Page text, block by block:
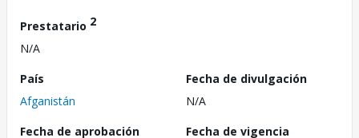
Prestatario 2
N/A
País
Afganistán
Fecha de divulgación
N/A
Fecha de aprobación
Fecha de vigencia